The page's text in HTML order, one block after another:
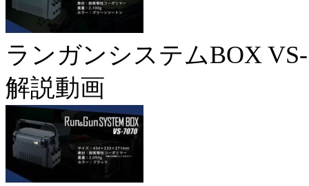
ランガンシステムBOX
解説動画